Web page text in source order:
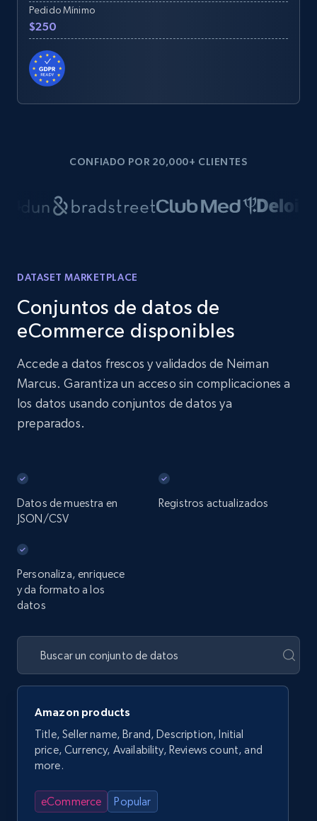
Pedido Mínimo
$250
CONFIADO POR 20,000+ CLIENTES
DATASET MARKETPLACE
Conjuntos de datos de
eCommerce disponibles
Accede a datos frescos y validados de Neiman
Marcus. Garantiza un acceso sin complicaciones a
los datos usando conjuntos de datos ya
preparados.
Datos de muestra en
JSON/CSV
Registros actualizados
Personaliza, enriquece
y da formato a los
datos
Amazon products
Title, Seller name, Brand, Description, Initial
price, Currency, Availability, Reviews count, and
more.
eCommerce Popular